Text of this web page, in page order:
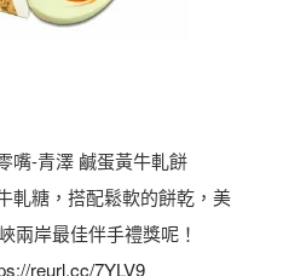
嘴-青澤 鹹蛋黃牛軋餅
軋糖，搭配鬆軟的餅乾，美
兩岸最佳伴手禮獎呢！
reurl.cc/7YLV9